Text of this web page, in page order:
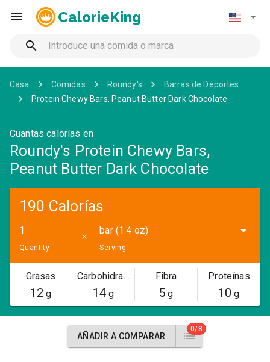
CalorieKing
Casa Comidas Roundy's
Barras de Deportes
Protein Chewy Bars, Peanut Butter Dark Chocolate
Cuantas calorías en
Roundy's Protein Chewy Bars,
Peanut Butter Dark Chocolate
190 Calorías
Quantity
✕
bar (1.4 oz)
Serving
Grasas
12 g
Carbohidratos
14g
Fibra
5 g
Proteínas
10 g
AÑADIR A COMPARAR
0/8